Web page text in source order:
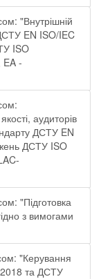
"Внутрішній
EN ISO/IEC
ISO
-
аудиторів
ДСТУ EN
ДСТУ ISO
"Підготовка
з вимогами
"Керування
та ДСТУ